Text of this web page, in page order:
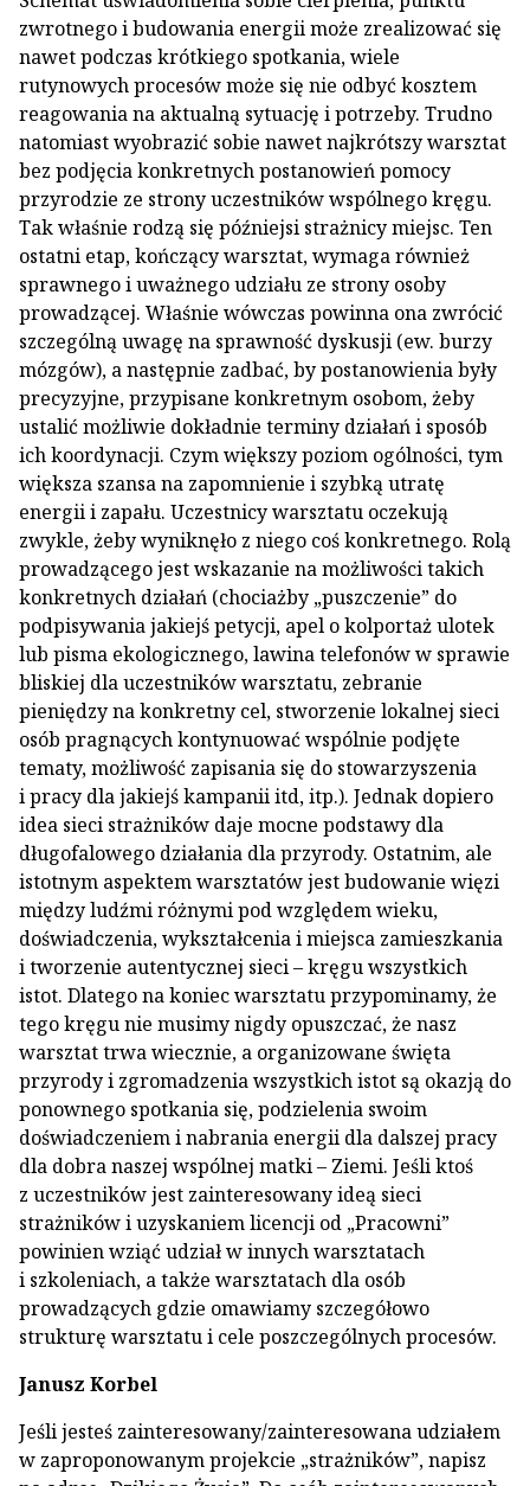
zwrotnego i budowania energii może zrealizować się
nawet podczas krótkiego spotkania, wiele
rutynowych procesów może się nie odbyć kosztem
reagowania na aktualną sytuację i potrzeby. Trudno
natomiast wyobrazić sobie nawet najkrótszy warsztat
bez podjęcia konkretnych postanowień pomocy
przyrodzie ze strony uczestników wspólnego kręgu.
Tak właśnie rodzą się późniejsi strażnicy miejsc. Ten
ostatni etap, kończący warsztat, wymaga również
sprawnego i uważnego udziału ze strony osoby
prowadzącej. Właśnie wówczas powinna ona zwrócić
szczególną uwagę na sprawność dyskusji (ew. burzy
mózgów), a następnie zadbać, by postanowienia były
precyzyjne, przypisane konkretnym osobom, żeby
ustalić możliwie dokładnie terminy działań i sposób
ich koordynacji. Czym większy poziom ogólności, tym
większa szansa na zapomnienie i szybką utratę
energii i zapału. Uczestnicy warsztatu oczekują
zwykle, żeby wyniknęło z niego coś konkretnego. Rolą
prowadzącego jest wskazanie na możliwości takich
konkretnych działań (chociażby „puszczenie” do
podpisywania jakiejś petycji, apel o kolportaż ulotek
lub pisma ekologicznego, lawina telefonów w sprawie
bliskiej dla uczestników warsztatu, zebranie
pieniędzy na konkretny cel, stworzenie lokalnej sieci
osób pragnących kontynuować wspólnie podjęte
tematy, możliwość zapisania się do stowarzyszenia
i pracy dla jakiejś kampanii itd, itp.). Jednak dopiero
idea sieci strażników daje mocne podstawy dla
długofalowego działania dla przyrody. Ostatnim, ale
istotnym aspektem warsztatów jest budowanie więzi
między ludźmi różnymi pod względem wieku,
doświadczenia, wykształcenia i miejsca zamieszkania
i tworzenie autentycznej sieci – kręgu wszystkich
istot. Dlatego na koniec warsztatu przypominamy, że
tego kręgu nie musimy nigdy opuszczać, że nasz
warsztat trwa wiecznie, a organizowane święta
przyrody i zgromadzenia wszystkich istot są okazją do
ponownego spotkania się, podzielenia swoim
doświadczeniem i nabrania energii dla dalszej pracy
dla dobra naszej wspólnej matki – Ziemi. Jeśli ktoś
z uczestników jest zainteresowany ideą sieci
strażników i uzyskaniem licencji od „Pracowni”
powinien wziąć udział w innych warsztatach
i szkoleniach, a także warsztatach dla osób
prowadzących gdzie omawiamy szczegółowo
strukturę warsztatu i cele poszczególnych procesów.
Janusz Korbel
Jeśli jesteś zainteresowany/zainteresowana udziałem
w zaproponowanym projekcie „strażników”, napisz